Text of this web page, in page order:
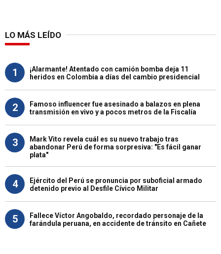
LO MÁS LEÍDO
1
¡Alarmante! Atentado con camión bomba deja 11
heridos en Colombia a días del cambio presidencial
2
Famoso influencer fue asesinado a balazos en plena
transmisión en vivo y a pocos metros de la Fiscalía
3
Mark Vito revela cuál es su nuevo trabajo tras
abandonar Perú de forma sorpresiva: "Es fácil ganar
plata"
4
Ejército del Perú se pronuncia por suboficial armado
detenido previo al Desfile Cívico Militar
5
Fallece Víctor Angobaldo, recordado personaje de la
farándula peruana, en accidente de tránsito en Cañete